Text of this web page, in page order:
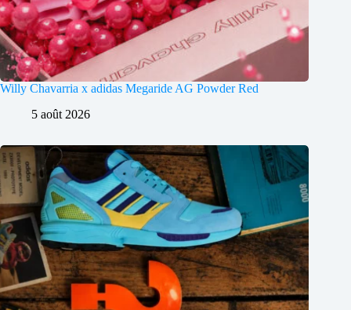
Willy Chavarria x adidas Megaride AG Powder Red
5 août 2026